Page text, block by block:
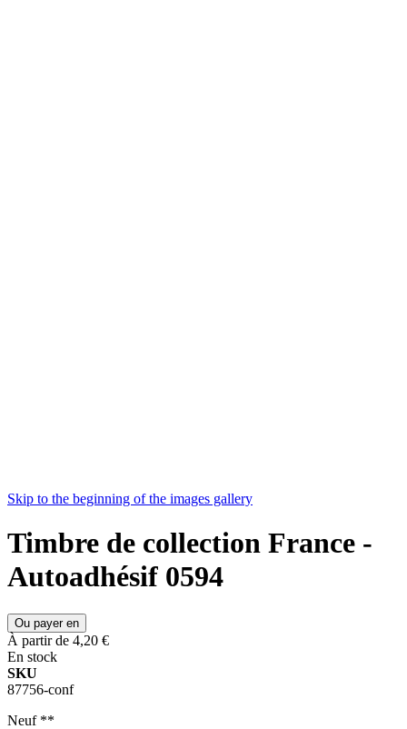
Skip to the beginning of the images gallery
Timbre de collection France -
Autoadhésif 0594
Ou payer en
À partir de 4,20 €
En stock
SKU
87756-conf
Neuf **